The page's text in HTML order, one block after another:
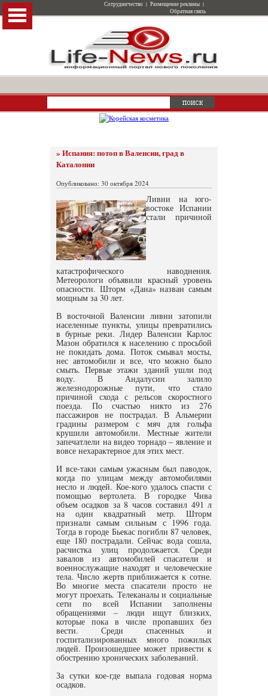
Сотрудничество | Размещение рекламы |
Обратная связь
» Испания: потоп в Валенсии, град в
Каталонии
Опубликовано: 30 октября 2024
Ливни на юго-
востоке Испании
стали причиной
катастрофического наводнения.
Метеорологи объявили красный уровень
опасности. Шторм «Дана» назван самым
мощным за 30 лет.
В восточной Валенсии ливни затопили
населенные пункты, улицы превратились
в бурные реки. Лидер Валенсии Карлос
Мазон обратился к населению с просьбой
не покидать дома. Поток смывал мосты,
нес автомобили и все, что можно было
смыть. Первые этажи зданий ушли под
воду. В Андалусии залило
железнодорожные пути, что стало
причиной схода с рельсов скоростного
поезда. По счастью никто из 276
пассажиров не пострадал. В Альмерии
градины размером с мяч для гольфа
крушили автомобили. Местные жители
запечатлели на видео торнадо – явление и
вовсе нехарактерное для этих мест.
И все-таки самым ужасным был паводок,
когда по улицам между автомобилями
несло и людей. Кое-кого удалось спасти с
помощью вертолета. В городке Чива
объем осадков за 8 часов составил 491 л
на один квадратный метр. Шторм
признали самым сильным с 1996 года.
Тогда в городе Бьекас погибли 87 человек,
еще 180 пострадали. Сейчас вода сошла,
расчистка улиц продолжается. Среди
завалов из автомобилей спасатели и
военнослужащие находят и человеческие
тела. Число жертв приближается к сотне.
Во многие места спасатели просто не
могут проехать. Телеканалы и социальные
сети по всей Испании заполнены
обращениями – люди ищут близких,
которые пока в числе пропавших без
вести. Среди спасенных и
госпитализированных много пожилых
людей. Произошедшее может привести к
обострению хронических заболеваний.
За сутки кое-где выпала годовая норма
осадков.